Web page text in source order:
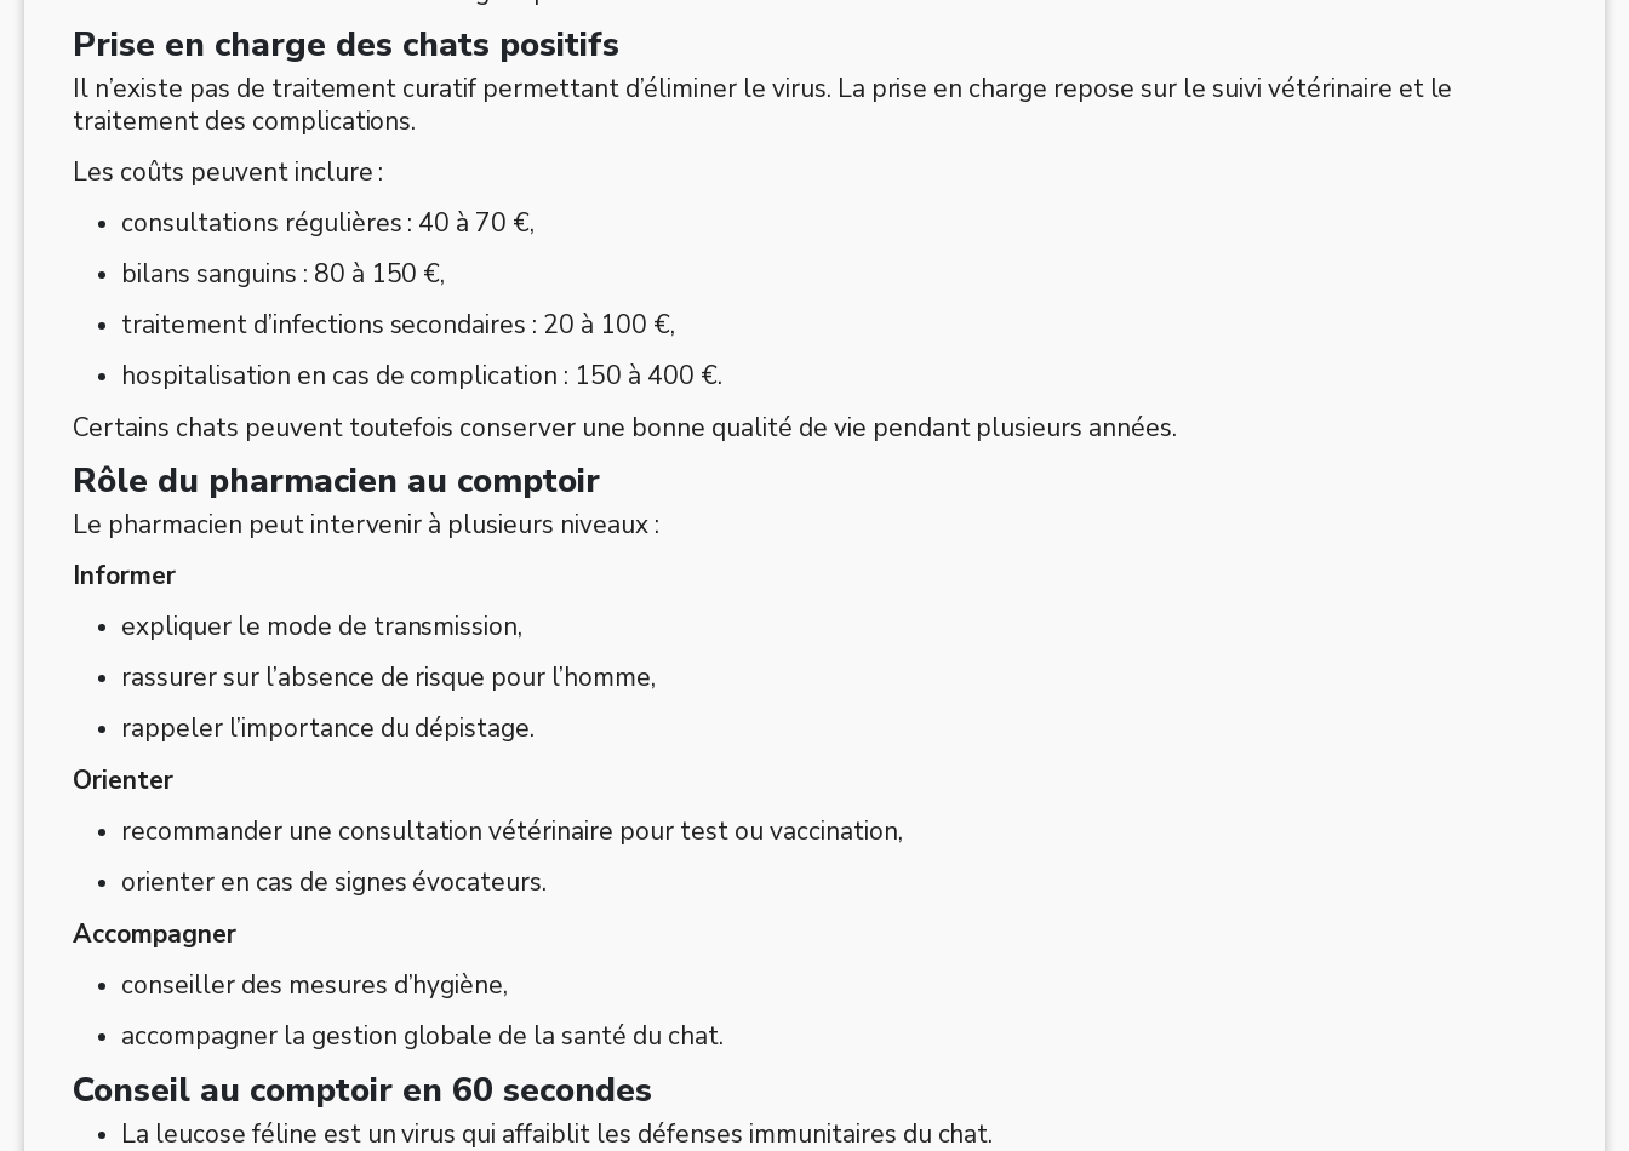
Prise en charge des chats positifs
Il n’existe pas de traitement curatif permettant d’éliminer le virus. La prise en charge repose sur le suivi vétérinaire et le
traitement des complications.
Les coûts peuvent inclure :
consultations régulières : 40 à 70 €,
bilans sanguins : 80 à 150 €,
traitement d’infections secondaires : 20 à 100 €,
hospitalisation en cas de complication : 150 à 400 €.
Certains chats peuvent toutefois conserver une bonne qualité de vie pendant plusieurs années.
Rôle du pharmacien au comptoir
Le pharmacien peut intervenir à plusieurs niveaux :
Informer
expliquer le mode de transmission,
rassurer sur l’absence de risque pour l’homme,
rappeler l’importance du dépistage.
Orienter
recommander une consultation vétérinaire pour test ou vaccination,
orienter en cas de signes évocateurs.
Accompagner
conseiller des mesures d’hygiène,
accompagner la gestion globale de la santé du chat.
Conseil au comptoir en 60 secondes
La leucose féline est un virus qui affaiblit les défenses immunitaires du chat.